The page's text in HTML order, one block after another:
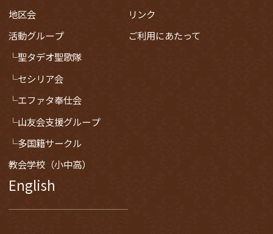
地区会
活動グループ
聖タデオ聖歌隊
セシリア会
エファタ奉仕会
山友会支援グループ
多国籍サークル
教会学校（小中高）
リンク
ご利用にあたって
English